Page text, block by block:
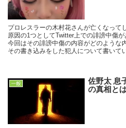
プロレスラーの木村花さんが亡くなって
原因の1つとしてTwitter上での誹謗中傷
今回はその誹謗中傷の内容がどのような
その書き込みをした犯人について書いて
一般
佐野太 息
の真相と